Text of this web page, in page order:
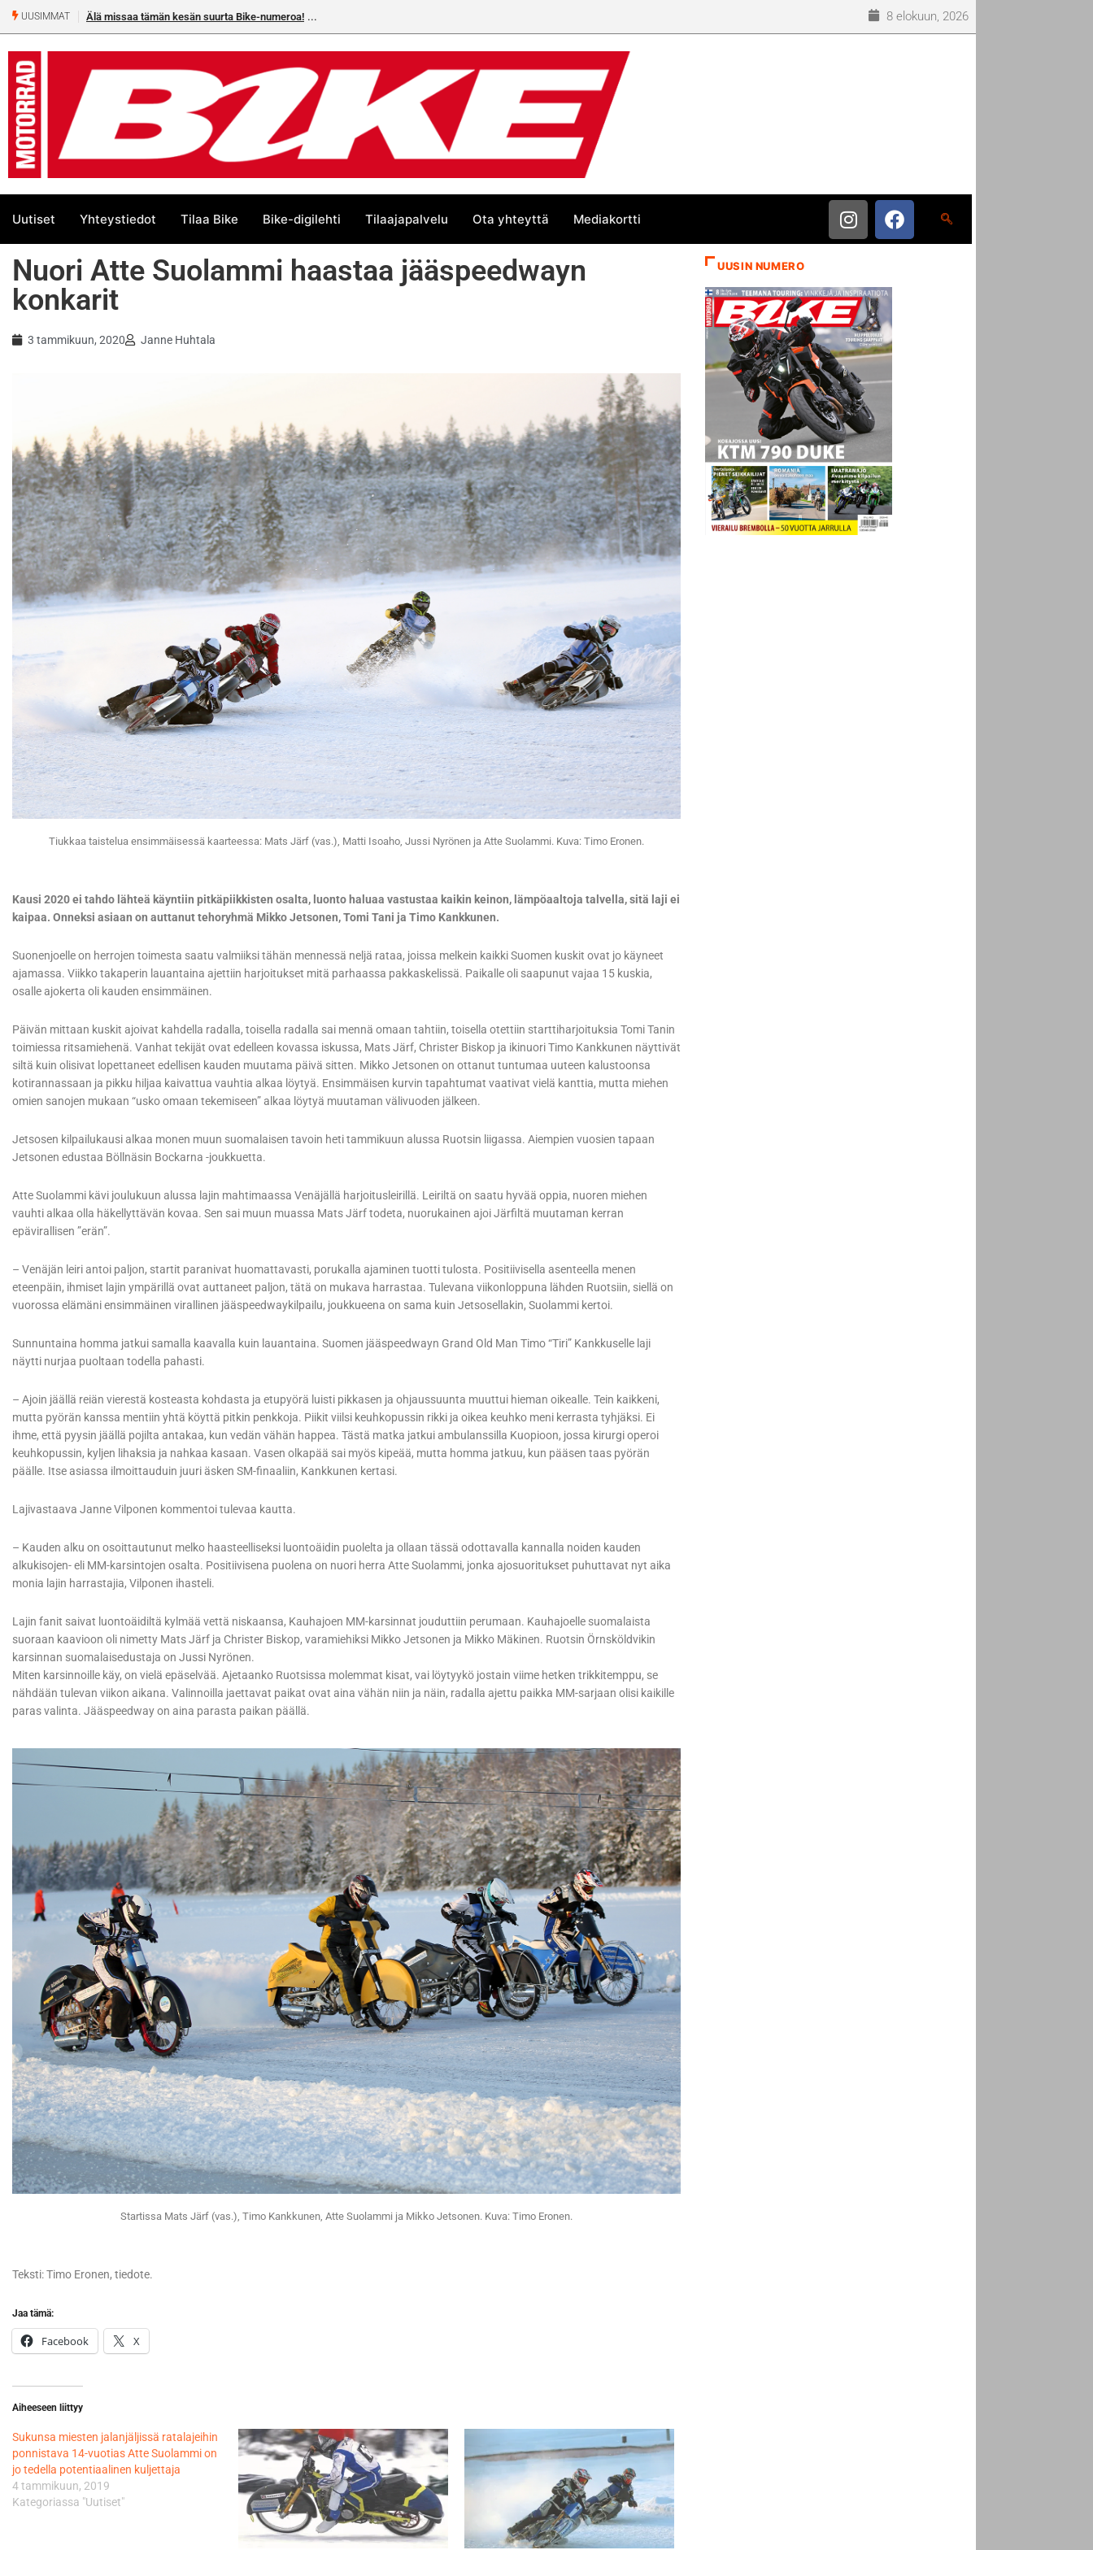
UUSIMMAT Älä missaa tämän kesän suurta Bike-numeroa! 8 elokuun, 2026
Uutiset Yhteystiedot Tilaa Bike Bike-digilehti Tilaajapalvelu Ota yhteyttä Mediakortti
Nuori Atte Suolammi haastaa jääspeedwayn
konkarit
3 tammikuun, 2020 Janne Huhtala
Tiukkaa taistelua ensimmäisessä kaarteessa: Mats Järf (vas.), Matti Isoaho, Jussi Nyrönen ja Atte Suolammi. Kuva: Timo Eronen.
Kausi 2020 ei tahdo lähteä käyntiin pitkäpiikkisten osalta, luonto haluaa vastustaa kaikin keinon, lämpöaaltoja talvella, sitä laji ei
kaipaa. Onneksi asiaan on auttanut tehoryhmä Mikko Jetsonen, Tomi Tani ja Timo Kankkunen.
Suonenjoelle on herrojen toimesta saatu valmiiksi tähän mennessä neljä rataa, joissa melkein kaikki Suomen kuskit ovat jo käyneet
ajamassa. Viikko takaperin lauantaina ajettiin harjoitukset mitä parhaassa pakkaskelissä. Paikalle oli saapunut vajaa 15 kuskia,
osalle ajokerta oli kauden ensimmäinen.
Päivän mittaan kuskit ajoivat kahdella radalla, toisella radalla sai mennä omaan tahtiin, toisella otettiin starttiharjoituksia Tomi Tanin
toimiessa ritsamiehenä. Vanhat tekijät ovat edelleen kovassa iskussa, Mats Järf, Christer Biskop ja ikinuori Timo Kankkunen näyttivät
siltä kuin olisivat lopettaneet edellisen kauden muutama päivä sitten. Mikko Jetsonen on ottanut tuntumaa uuteen kalustoonsa
kotirannassaan ja pikku hiljaa kaivattua vauhtia alkaa löytyä. Ensimmäisen kurvin tapahtumat vaativat vielä kanttia, mutta miehen
omien sanojen mukaan “usko omaan tekemiseen” alkaa löytyä muutaman välivuoden jälkeen.
Jetsosen kilpailukausi alkaa monen muun suomalaisen tavoin heti tammikuun alussa Ruotsin liigassa. Aiempien vuosien tapaan
Jetsonen edustaa Böllnäsin Bockarna -joukkuetta.
Atte Suolammi kävi joulukuun alussa lajin mahtimaassa Venäjällä harjoitusleirillä. Leiriltä on saatu hyvää oppia, nuoren miehen
vauhti alkaa olla häkellyttävän kovaa. Sen sai muun muassa Mats Järf todeta, nuorukainen ajoi Järfiltä muutaman kerran
epävirallisen ”erän”.
– Venäjän leiri antoi paljon, startit paranivat huomattavasti, porukalla ajaminen tuotti tulosta. Positiivisella asenteella menen
eteenpäin, ihmiset lajin ympärillä ovat auttaneet paljon, tätä on mukava harrastaa. Tulevana viikonloppuna lähden Ruotsiin, siellä on
vuorossa elämäni ensimmäinen virallinen jääspeedwaykilpailu, joukkueena on sama kuin Jetsosellakin, Suolammi kertoi.
Sunnuntaina homma jatkui samalla kaavalla kuin lauantaina. Suomen jääspeedwayn Grand Old Man Timo “Tiri” Kankkuselle laji
näytti nurjaa puoltaan todella pahasti.
– Ajoin jäällä reiän vierestä kosteasta kohdasta ja etupyörä luisti pikkasen ja ohjaussuunta muuttui hieman oikealle. Tein kaikkeni,
mutta pyörän kanssa mentiin yhtä köyttä pitkin penkkoja. Piikit viilsi keuhkopussin rikki ja oikea keuhko meni kerrasta tyhjäksi. Ei
ihme, että pyysin jäällä pojilta antakaa, kun vedän vähän happea. Tästä matka jatkui ambulanssilla Kuopioon, jossa kirurgi operoi
keuhkopussin, kyljen lihaksia ja nahkaa kasaan. Vasen olkapää sai myös kipeää, mutta homma jatkuu, kun pääsen taas pyörän
päälle. Itse asiassa ilmoittauduin juuri äsken SM-finaaliin, Kankkunen kertasi.
Lajivastaava Janne Vilponen kommentoi tulevaa kautta.
– Kauden alku on osoittautunut melko haasteelliseksi luontoäidin puolelta ja ollaan tässä odottavalla kannalla noiden kauden
alkukisojen- eli MM-karsintojen osalta. Positiivisena puolena on nuori herra Atte Suolammi, jonka ajosuoritukset puhuttavat nyt aika
monia lajin harrastajia, Vilponen ihasteli.
Lajin fanit saivat luontoäidiltä kylmää vettä niskaansa, Kauhajoen MM-karsinnat jouduttiin perumaan. Kauhajoelle suomalaista
suoraan kaavioon oli nimetty Mats Järf ja Christer Biskop, varamiehiksi Mikko Jetsonen ja Mikko Mäkinen. Ruotsin Örnsköldvikin
karsinnan suomalaisedustaja on Jussi Nyrönen.
Miten karsinnoille käy, on vielä epäselvää. Ajetaanko Ruotsissa molemmat kisat, vai löytyykö jostain viime hetken trikkitemppu, se
nähdään tulevan viikon aikana. Valinnoilla jaettavat paikat ovat aina vähän niin ja näin, radalla ajettu paikka MM-sarjaan olisi kaikille
paras valinta. Jääspeedway on aina parasta paikan päällä.
Startissa Mats Järf (vas.), Timo Kankkunen, Atte Suolammi ja Mikko Jetsonen. Kuva: Timo Eronen.
Teksti: Timo Eronen, tiedote.
Jaa tämä:
Facebook X
Aiheeseen liittyy
Sukunsa miesten jalanjäljissä ratalajeihin
ponnistava 14-vuotias Atte Suolammi on
jo tedella potentiaalinen kuljettaja
4 tammikuun, 2019
Kategoriassa "Uutiset"
UUSIN NUMERO